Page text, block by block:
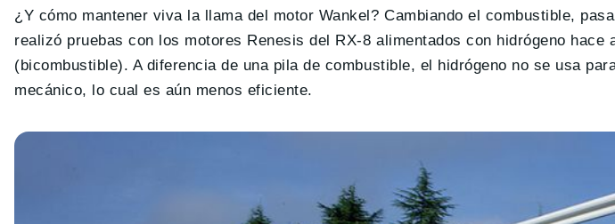
¿Y cómo mantener viva la llama del motor Wankel? Cambiando el combustible,
realizó pruebas con los motores Renesis del RX-8 alimentados con hidrógeno hace
(bicombustible). A diferencia de una pila de combustible, el hidrógeno no se usa
mecánico, lo cual es aún menos eficiente.